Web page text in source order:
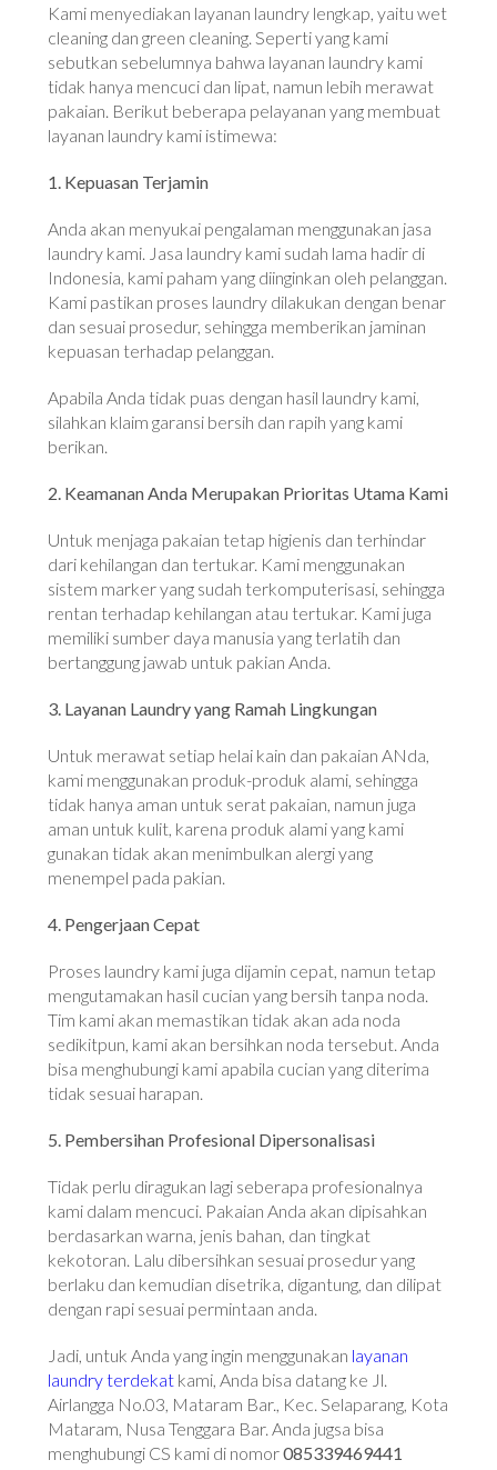
Kami menyediakan layanan laundry lengkap, yaitu wet
cleaning dan green cleaning. Seperti yang kami
sebutkan sebelumnya bahwa layanan laundry kami
tidak hanya mencuci dan lipat, namun lebih merawat
pakaian. Berikut beberapa pelayanan yang membuat
layanan laundry kami istimewa:
1. Kepuasan Terjamin
Anda akan menyukai pengalaman menggunakan jasa
laundry kami. Jasa laundry kami sudah lama hadir di
Indonesia, kami paham yang diinginkan oleh pelanggan.
Kami pastikan proses laundry dilakukan dengan benar
dan sesuai prosedur, sehingga memberikan jaminan
kepuasan terhadap pelanggan.
Apabila Anda tidak puas dengan hasil laundry kami,
silahkan klaim garansi bersih dan rapih yang kami
berikan.
2. Keamanan Anda Merupakan Prioritas Utama Kami
Untuk menjaga pakaian tetap higienis dan terhindar
dari kehilangan dan tertukar. Kami menggunakan
sistem marker yang sudah terkomputerisasi, sehingga
rentan terhadap kehilangan atau tertukar. Kami juga
memiliki sumber daya manusia yang terlatih dan
bertanggung jawab untuk pakian Anda.
3. Layanan Laundry yang Ramah Lingkungan
Untuk merawat setiap helai kain dan pakaian ANda,
kami menggunakan produk-produk alami, sehingga
tidak hanya aman untuk serat pakaian, namun juga
aman untuk kulit, karena produk alami yang kami
gunakan tidak akan menimbulkan alergi yang
menempel pada pakian.
4. Pengerjaan Cepat
Proses laundry kami juga dijamin cepat, namun tetap
mengutamakan hasil cucian yang bersih tanpa noda.
Tim kami akan memastikan tidak akan ada noda
sedikitpun, kami akan bersihkan noda tersebut. Anda
bisa menghubungi kami apabila cucian yang diterima
tidak sesuai harapan.
5. Pembersihan Profesional Dipersonalisasi
Tidak perlu diragukan lagi seberapa profesionalnya
kami dalam mencuci. Pakaian Anda akan dipisahkan
berdasarkan warna, jenis bahan, dan tingkat
kekotoran. Lalu dibersihkan sesuai prosedur yang
berlaku dan kemudian disetrika, digantung, dan dilipat
dengan rapi sesuai permintaan anda.
Jadi, untuk Anda yang ingin menggunakan layanan
laundry terdekat kami, Anda bisa datang ke Jl.
Airlangga No.03, Mataram Bar., Kec. Selaparang, Kota
Mataram, Nusa Tenggara Bar. Anda jugsa bisa
menghubungi CS kami di nomor085339469441